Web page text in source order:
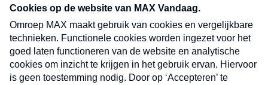
nieuwsbrief. Elke vrijdag- en dinsdagochtend in
uw mailbox.
Verzend